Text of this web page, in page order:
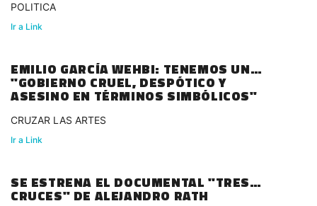
POLITICA
Ir a Link
EMILIO GARCÍA WEHBI: TENEMOS UN
"GOBIERNO CRUEL, DESPÓTICO Y
ASESINO EN TÉRMINOS SIMBÓLICOS"
CRUZAR LAS ARTES
Ir a Link
SE ESTRENA EL DOCUMENTAL "TRES
CRUCES" DE ALEJANDRO RATH